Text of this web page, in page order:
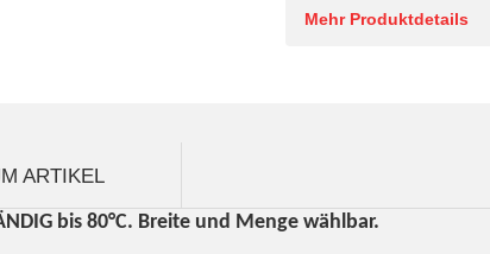
Mehr Produktdetails
ARTIKEL
bis 80°C. Breite und Menge wählbar.